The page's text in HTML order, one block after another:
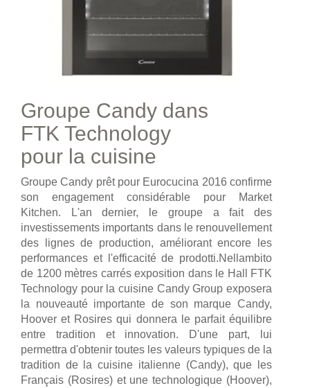
Groupe Candy dans
FTK Technology
pour la cuisine
Groupe Candy prêt pour Eurocucina 2016 confirme
son engagement considérable pour Market
Kitchen. L'an dernier, le groupe a fait des
investissements importants dans le renouvellement
des lignes de production, améliorant encore les
performances et l'efficacité de prodotti.Nellambito
de 1200 mètres carrés exposition dans le Hall FTK
Technology pour la cuisine Candy Group exposera
la nouveauté importante de son marque Candy,
Hoover et Rosires qui donnera le parfait équilibre
entre tradition et innovation. D'une part, lui
permettra d'obtenir toutes les valeurs typiques de la
tradition de la cuisine italienne (Candy), que les
Français (Rosires) et une technologique (Hoover),